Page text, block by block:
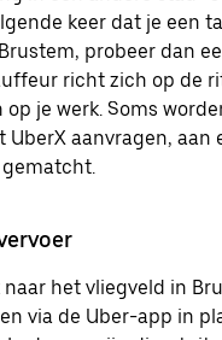
keer dat je een
probeer dan
richt zich op de
je werk. Soms
UberX aanvragen, aan
naar het vliegveld in
via de Uber-app in